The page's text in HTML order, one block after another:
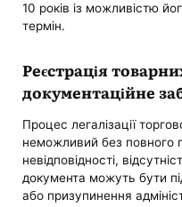
10 років із можливістю
термін.
Реєстрація
документаційне
Процес легалізації
неможливий без повного
невідповідності,
документа можуть бути
або призупинення